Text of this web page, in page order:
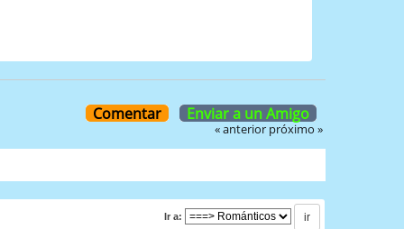
Comentar Enviar a un Amigo
« anterior próximo »
Ir a: